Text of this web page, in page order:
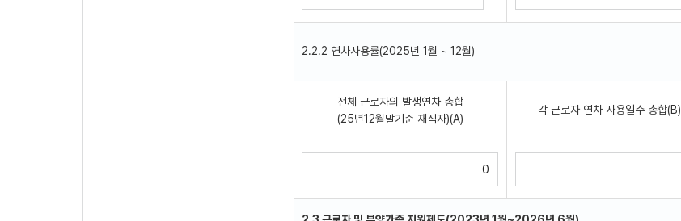
2.2.2 연차사용률(2025년 1월 ~ 12월)
전체 근로자의 발생연차 총합
(25년12월말기준 재직자)(A)
각 근로자 연차 사용일수 총합(B)